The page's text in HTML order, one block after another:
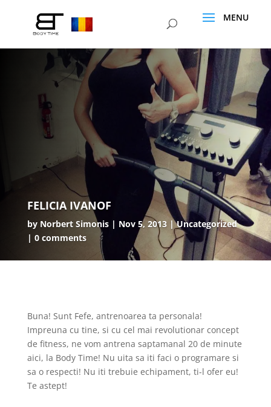
FELICIA IVANOF
by Norbert Simonis Nov 5, 2013
Uncategorized
0 comments
Buna! Sunt Fefe, antrenoarea ta personala!
Impreuna cu tine, si cu cel mai revolutionar concept
de fitness, ne vom antrena saptamanal 20 de minute
aici, la Body Time! Nu uita sa iti faci o programare si
sa o respecti! Nu iti trebuie echipament, ti-l ofer eu!
Te astept!